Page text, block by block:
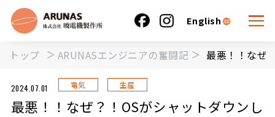
English
トップ ARUNASエンジニアの奮闘記 最悪！！なぜ
2024.07.01 電気 生産
最悪！！なぜ？！OSがシャットダウンし